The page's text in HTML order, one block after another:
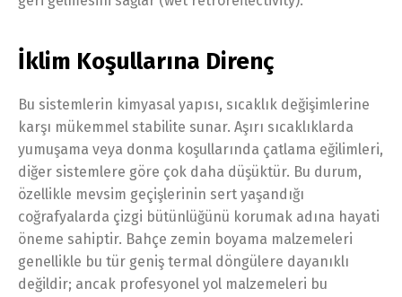
İklim Koşullarına Direnç
Bu sistemlerin kimyasal yapısı, sıcaklık değişimlerine
karşı mükemmel stabilite sunar. Aşırı sıcaklıklarda
yumuşama veya donma koşullarında çatlama eğilimleri,
diğer sistemlere göre çok daha düşüktür. Bu durum,
özellikle mevsim geçişlerinin sert yaşandığı
coğrafyalarda çizgi bütünlüğünü korumak adına hayati
öneme sahiptir. Bahçe zemin boyama malzemeleri
genellikle bu tür geniş termal döngülere dayanıklı
değildir; ancak profesyonel yol malzemeleri bu